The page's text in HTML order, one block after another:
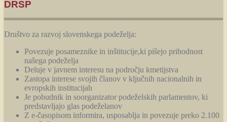
DRSP
Društvo za razvoj slovenskega podeželja:
Povezuje posameznike in inštitucije,ki pišejo prihodnost
našega podeželja
Deluje v javnem interesu na področju kmetijstva
Zastopa interese svojih članov v ključnih nacionalnih in
evropskih institucijah
Je pobudnik in soorganizator podeželskih parlamentov, ki
predstavljajo glas podeželanov
Z e-časopisom informira, usposablja in povezuje preko 2.100